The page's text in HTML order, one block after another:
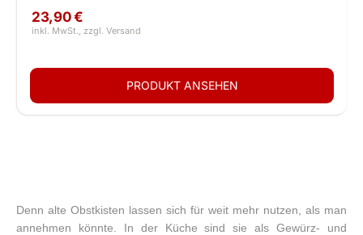
23,90 €
Denn alte Obstkisten lassen sich für weit mehr nutzen, als man
annehmen könnte. In der Küche sind sie als Gewürz- und